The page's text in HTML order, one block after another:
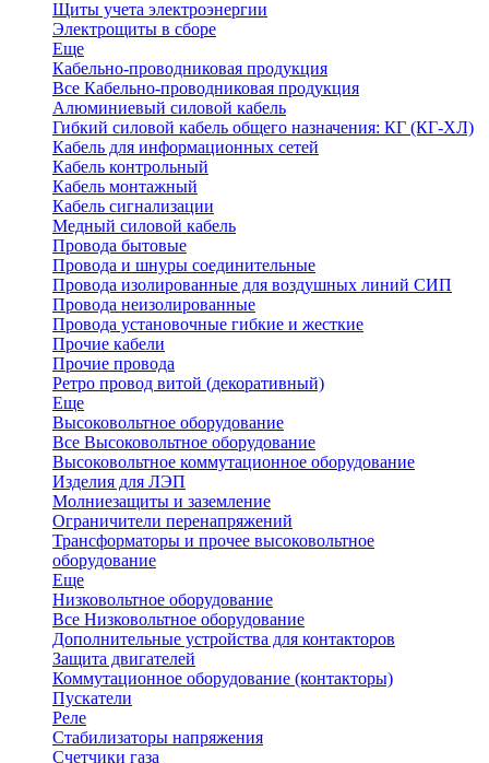
Щиты учета электроэнергии
Электрощиты в сборе
Еще
Кабельно-проводниковая продукция
Все Кабельно-проводниковая продукция
Алюминиевый силовой кабель
Гибкий силовой кабель общего назначения: КГ (КГ-ХЛ)
Кабель для информационных сетей
Кабель контрольный
Кабель монтажный
Кабель сигнализации
Медный силовой кабель
Провода бытовые
Провода и шнуры соединительные
Провода изолированные для воздушных линий СИП
Провода неизолированные
Провода установочные гибкие и жесткие
Прочие кабели
Прочие провода
Ретро провод витой (декоративный)
Еще
Высоковольтное оборудование
Все Высоковольтное оборудование
Высоковольтное коммутационное оборудование
Изделия для ЛЭП
Молниезащиты и заземление
Ограничители перенапряжений
Трансформаторы и прочее высоковольтное
оборудование
Еще
Низковольтное оборудование
Все Низковольтное оборудование
Дополнительные устройства для контакторов
Защита двигателей
Коммутационное оборудование (контакторы)
Пускатели
Реле
Стабилизаторы напряжения
Счетчики газа